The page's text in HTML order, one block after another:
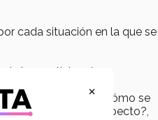
cada situación en la que se
los participantes
preguntas como: ¿Cómo se
¿Qué hicieron al respecto?,
×